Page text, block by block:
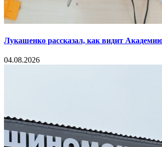
Лукашенко рассказал, как видит
04.08.2026